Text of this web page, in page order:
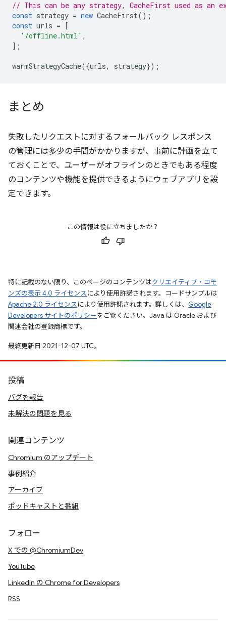
// This can be any strategy, CacheFirst used as an
const strategy = new CacheFirst();
const urls = [
'/offline.html' ,
];
warmStrategyCache({urls, strategy});
まとめ
失敗したリクエストに対するフォールバック レスポンス
の管理には多少の手間がかかりますが、事前に計画を立て
ておくことで、ユーザーがオフラインのときでもある程度
のコンテンツや機能を提供できるようにウェブアプリを設
定できます。
この情報は役に立ちましたか？
特に記載のない限り、このページのコンテンツはクリエイティブ・コモ
ンズの表示 4.0 ライセンスにより使用許諾されます。コードサンプルは
Apache 2.0 ライセンスにより使用許諾されます。詳しくは、 Google
Developers サイトのポリシーをご覧ください。Java は Oracle および
関連会社の登録商標です。
最終更新日 2021-12-07 UTC。
投稿
バグを報告
未解決の問題を見る
関連コンテンツ
Chromium のアップデート
事例紹介
アーカイブ
ポッドキャストと番組
フォロー
X での @ChromiumDev
YouTube
LinkedIn の Chrome for Developers
RSS